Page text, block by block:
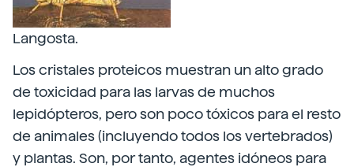
Langosta.
Los cristales proteicos muestran un alto grado
de toxicidad para las larvas de muchos
lepidópteros, pero son poco tóxicos para el resto
de animales (incluyendo todos los vertebrados)
y plantas. Son, por tanto, agentes idóneos para